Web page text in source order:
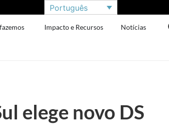
Português
Impacto e Recursos Notícias
elege novo DS